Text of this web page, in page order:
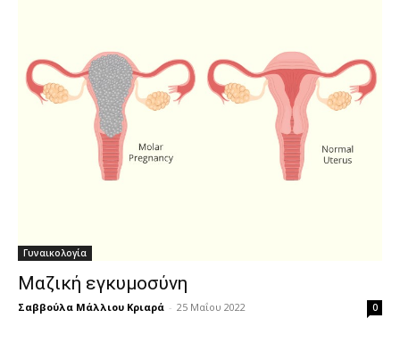
Γυναικολογία
Μαζική εγκυμοσύνη
Σαββούλα Μάλλιου Κριαρά - 25 Μαΐου 2022 0